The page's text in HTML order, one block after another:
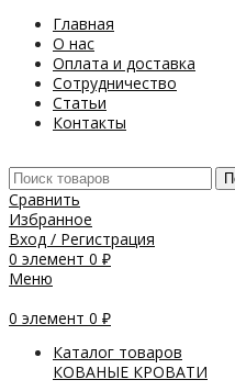
Главная
О нас
Оплата и доставка
Сотрудничество
Статьи
Контакты
Сравнить
Избранное
Вход / Регистрация
0 элемент 0 ₽
Меню
0 элемент 0 ₽
Каталог товаров
КОВАНЫЕ КРОВАТИ